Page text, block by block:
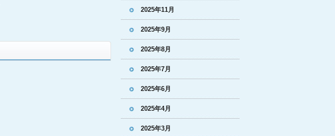
2025年11月
2025年9月
2025年8月
2025年7月
2025年6月
2025年4月
2025年3月